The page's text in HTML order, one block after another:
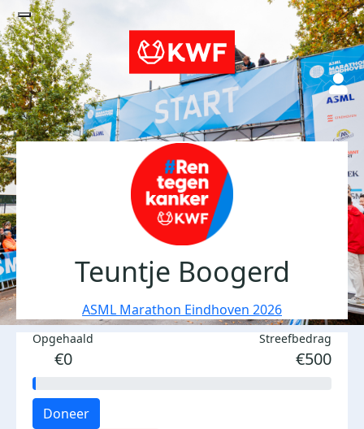
Teuntje Boogerd
ASML Marathon Eindhoven 2026
Opgehaald
€0
Streefbedrag
€500
Doneer